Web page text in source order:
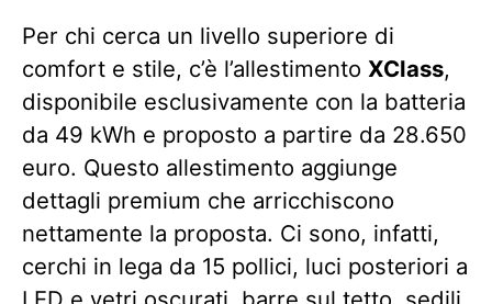
Per chi cerca un livello superiore di
comfort e stile, c’è l’allestimento XClass,
disponibile esclusivamente con la batteria
da 49 kWh e proposto a partire da 28.650
euro. Questo allestimento aggiunge
dettagli premium che arricchiscono
nettamente la proposta. Ci sono, infatti,
cerchi in lega da 15 pollici, luci posteriori a